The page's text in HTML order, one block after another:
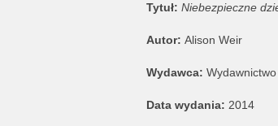
Tytuł: Niebezpieczne
Autor: Alison Weir
Wydawca: Wydawnictwo
Data wydania: 2014